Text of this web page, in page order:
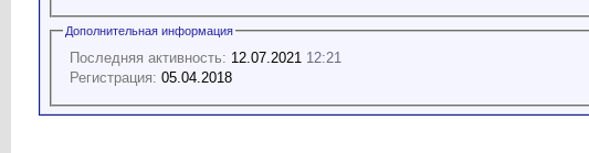
Дополнительная информация
Последняя активность: 12.07.2021 12:21
Регистрация: 05.04.2018